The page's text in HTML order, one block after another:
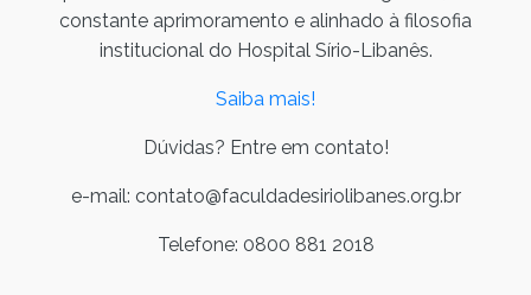
constante aprimoramento e alinhado à filosofia
institucional do Hospital Sírio-Libanês.
Saiba mais!
Dúvidas? Entre em contato!
e-mail: contato@faculdadesiriolibanes.org.br
Telefone: 0800 881 2018